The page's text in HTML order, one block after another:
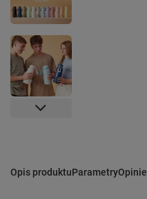
Opis produktuParametryOpinie